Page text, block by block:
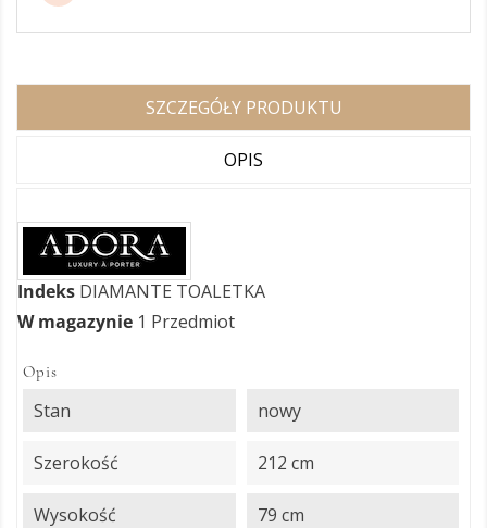
SZCZEGÓŁY PRODUKTU
OPIS
Indeks DIAMANTE TOALETKA
W magazynie 1 Przedmiot
Opis
Stan nowy
Szerokość 212 cm
Wysokość 79 cm